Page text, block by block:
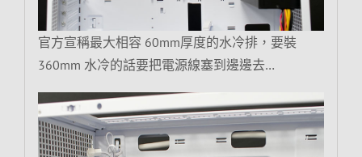
官方宣稱最大相容 60mm厚度的水冷排，要裝
360mm 水冷的話要把電源線塞到邊邊去…